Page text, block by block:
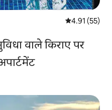
औसत रेटिंग 5 में
4.91 (55)
वाले किराए पर